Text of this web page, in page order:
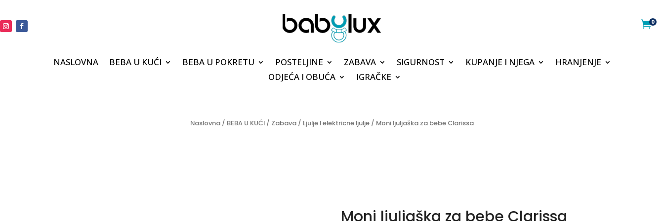
0
NASLOVNA BEBA U KUĆI BEBA U POKRETU POSTELJINE ZABAVA SIGURNOST KUPANJE I NJEGA
HRANJENJE
ODJEĆA I OBUĆA
IGRAČKE
Naslovna / BEBA U KUĆI / Zabava / Ljulje I elektricne ljulje / Moni ljuljaška za bebe Clarissa
Moni ljuljaška za bebe Clarissa